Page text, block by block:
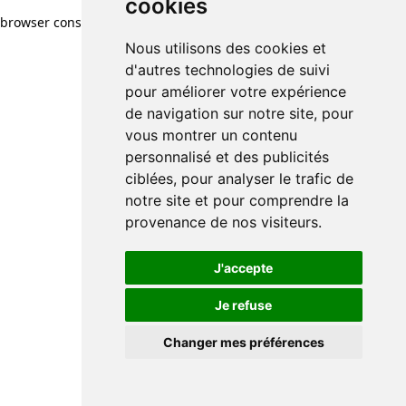
cookies
Nous utilisons des cookies et
d'autres technologies de suivi
pour améliorer votre expérience
de navigation sur notre site, pour
vous montrer un contenu
personnalisé et des publicités
ciblées, pour analyser le trafic de
notre site et pour comprendre la
provenance de nos visiteurs.
J'accepte
Je refuse
Changer mes préférences
browser console for more information)